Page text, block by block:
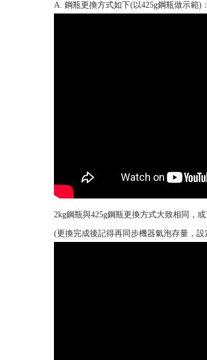
A. 鋼瓶更換方式如下(以425g鋼瓶做示範)：
2kg鋼瓶與425g鋼瓶更換方式大致相同，
(更換完成後記得再同步機器氣泡存量，